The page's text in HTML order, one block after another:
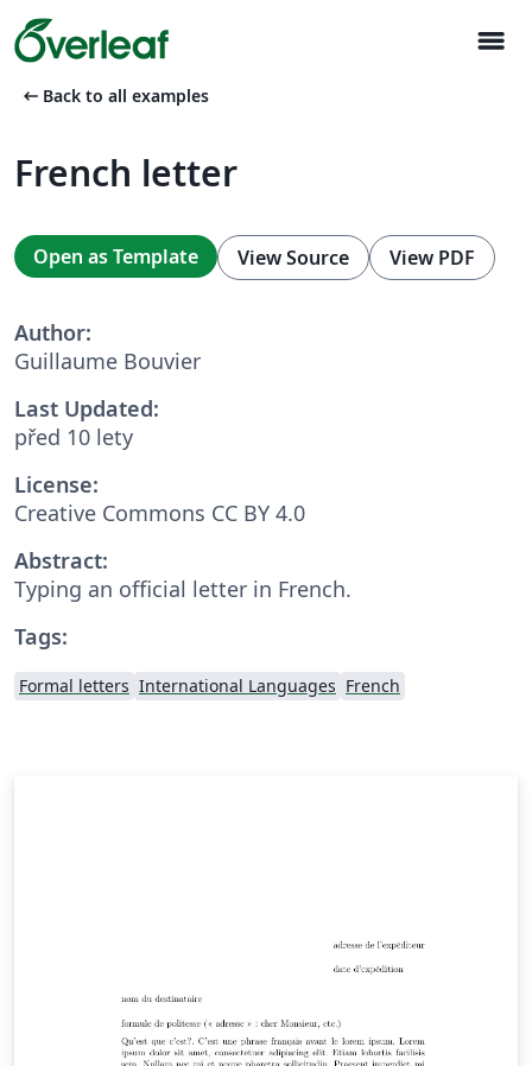
menu
arrow_left_alt Back to all examples
French letter
Open as Template View Source View PDF
Author:
Guillaume Bouvier
Last Updated:
před 10 lety
License:
Creative Commons CC BY 4.0
Abstract:
Typing an official letter in French.
Tags:
Formal letters International Languages French